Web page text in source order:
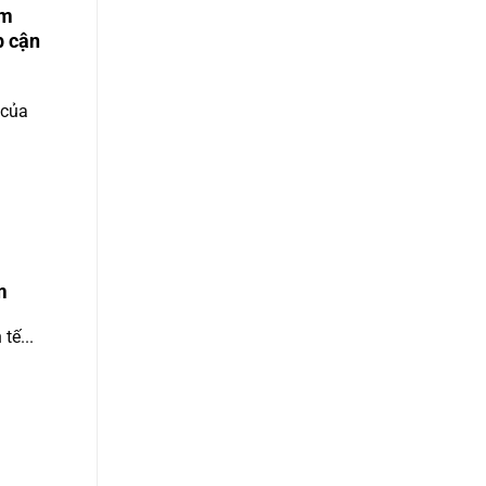
cận
tế...